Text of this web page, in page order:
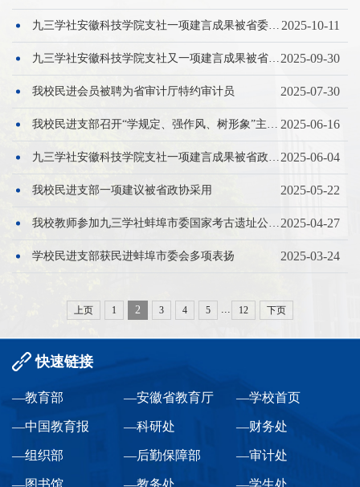
2025-10-11
九三学社安徽科技学院支社一项建言成果被省委统战部采用
2025-09-30
九三学社安徽科技学院支社又一项建言成果被省政协采用
2025-07-30
我校民进会员被聘为省审计厅特约审计员
2025-06-16
我校民进支部召开“学规定、强作风、树形象”​主题教育学习会
2025-06-04
九三学社安徽科技学院支社一项建言成果被省政协采用
2025-05-22
我校民进支部一项建议被省政协采用
2025-04-27
我校教师参加九三学社蚌埠市委国家考古遗址公园建设调研
2025-03-24
学校民进支部获民进蚌埠市委会多项表扬
上页 1 2 3 4 5 ... 12 下页
快速链接
—教育部 —安徽省教育厅 —学校首页
—中国教育报 —科研处 —财务处
—组织部 —后勤保障部 —审计处